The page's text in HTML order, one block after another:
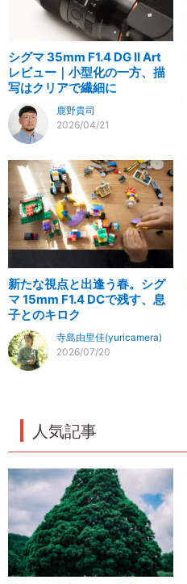
シグマ 35mm F1.4 DG II Art
レビュー｜小型化の一方、描
写はクリアで繊細に
鹿野貴司
2026/04/21
新たな視点と出逢う春。シグ
マ 15mm F1.4 DCで残す、息
子とのキロク
寺島由里佳(yuricamera)
2026/07/20
人気記事